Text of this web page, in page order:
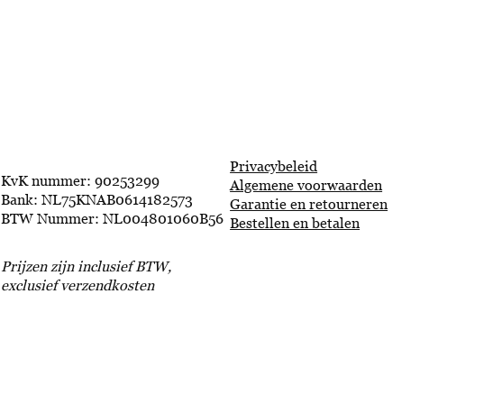
KvK nummer: 90253299
Bank: NL75KNAB0614182573
BTW Nummer: NL004801060B56
Prijzen zijn inclusief BTW,
exclusief verzendkosten
Privacybeleid
Algemene voorwaarden
Garantie en retourneren
Bestellen en betalen